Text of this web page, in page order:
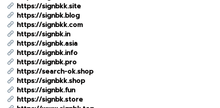
https://signbkk.site
https://signbk.blog
https://signbkk.com
https://signbk.in
https://signbk.asia
https://signbk.info
https://signbk.pro
https://search-ok.shop
https://signbkk.shop
https://signbk.fun
https://signbk.store